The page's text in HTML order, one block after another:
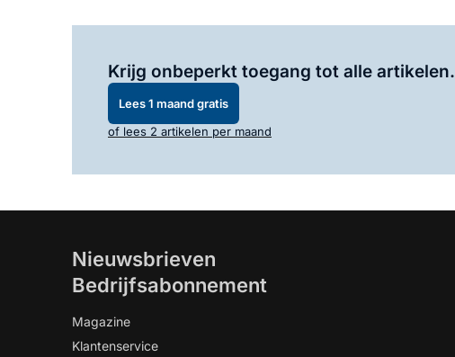
Krijg onbeperkt toegang tot alle artikelen.
Lees 1 maand gratis
of lees 2 artikelen per maand
Nieuwsbrieven
Bedrijfsabonnement
Magazine
Klantenservice